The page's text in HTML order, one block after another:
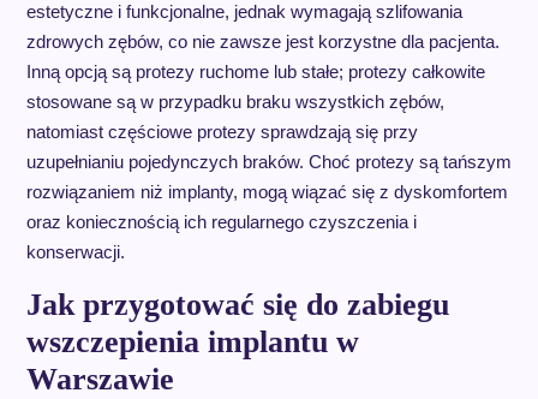
estetyczne i funkcjonalne, jednak wymagają szlifowania
zdrowych zębów, co nie zawsze jest korzystne dla pacjenta.
Inną opcją są protezy ruchome lub stałe; protezy całkowite
stosowane są w przypadku braku wszystkich zębów,
natomiast częściowe protezy sprawdzają się przy
uzupełnianiu pojedynczych braków. Choć protezy są tańszym
rozwiązaniem niż implanty, mogą wiązać się z dyskomfortem
oraz koniecznością ich regularnego czyszczenia i
konserwacji.
Jak przygotować się do zabiegu
wszczepienia implantu w
Warszawie